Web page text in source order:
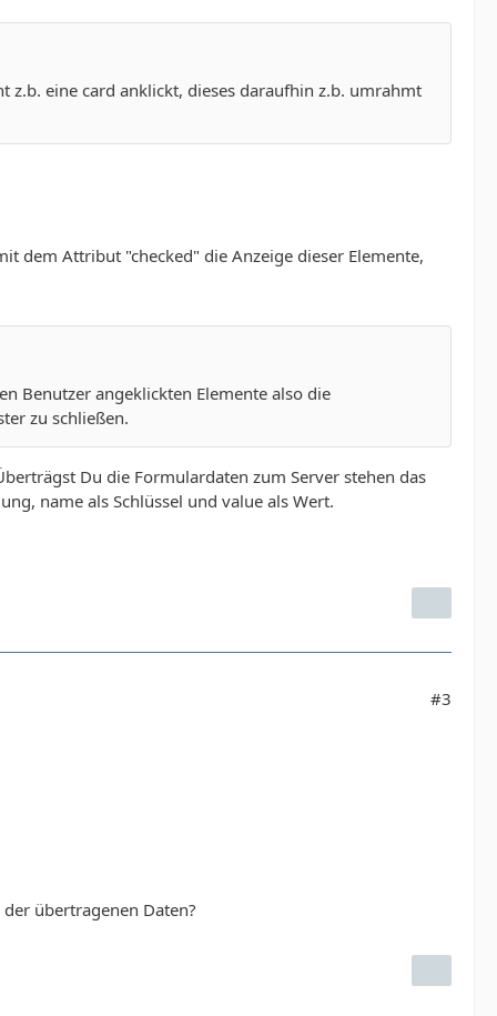
z.b. eine card anklickt, dieses daraufhin z.b. umrahmt
dem Attribut "checked" die Anzeige dieser Elemente,
Benutzer angeklickten Elemente also die
zu schließen.
Du die Formulardaten zum Server stehen das
name als Schlüssel und value als Wert.
#3
übertragenen Daten?